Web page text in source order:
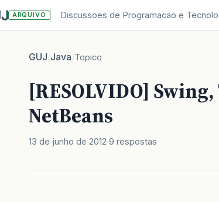
ARQUIVO Discussoes de Programacao e
GUJ/Java/Topico
[RESOLVIDO]
NetBeans
13 de junho de 2012 9 respostas